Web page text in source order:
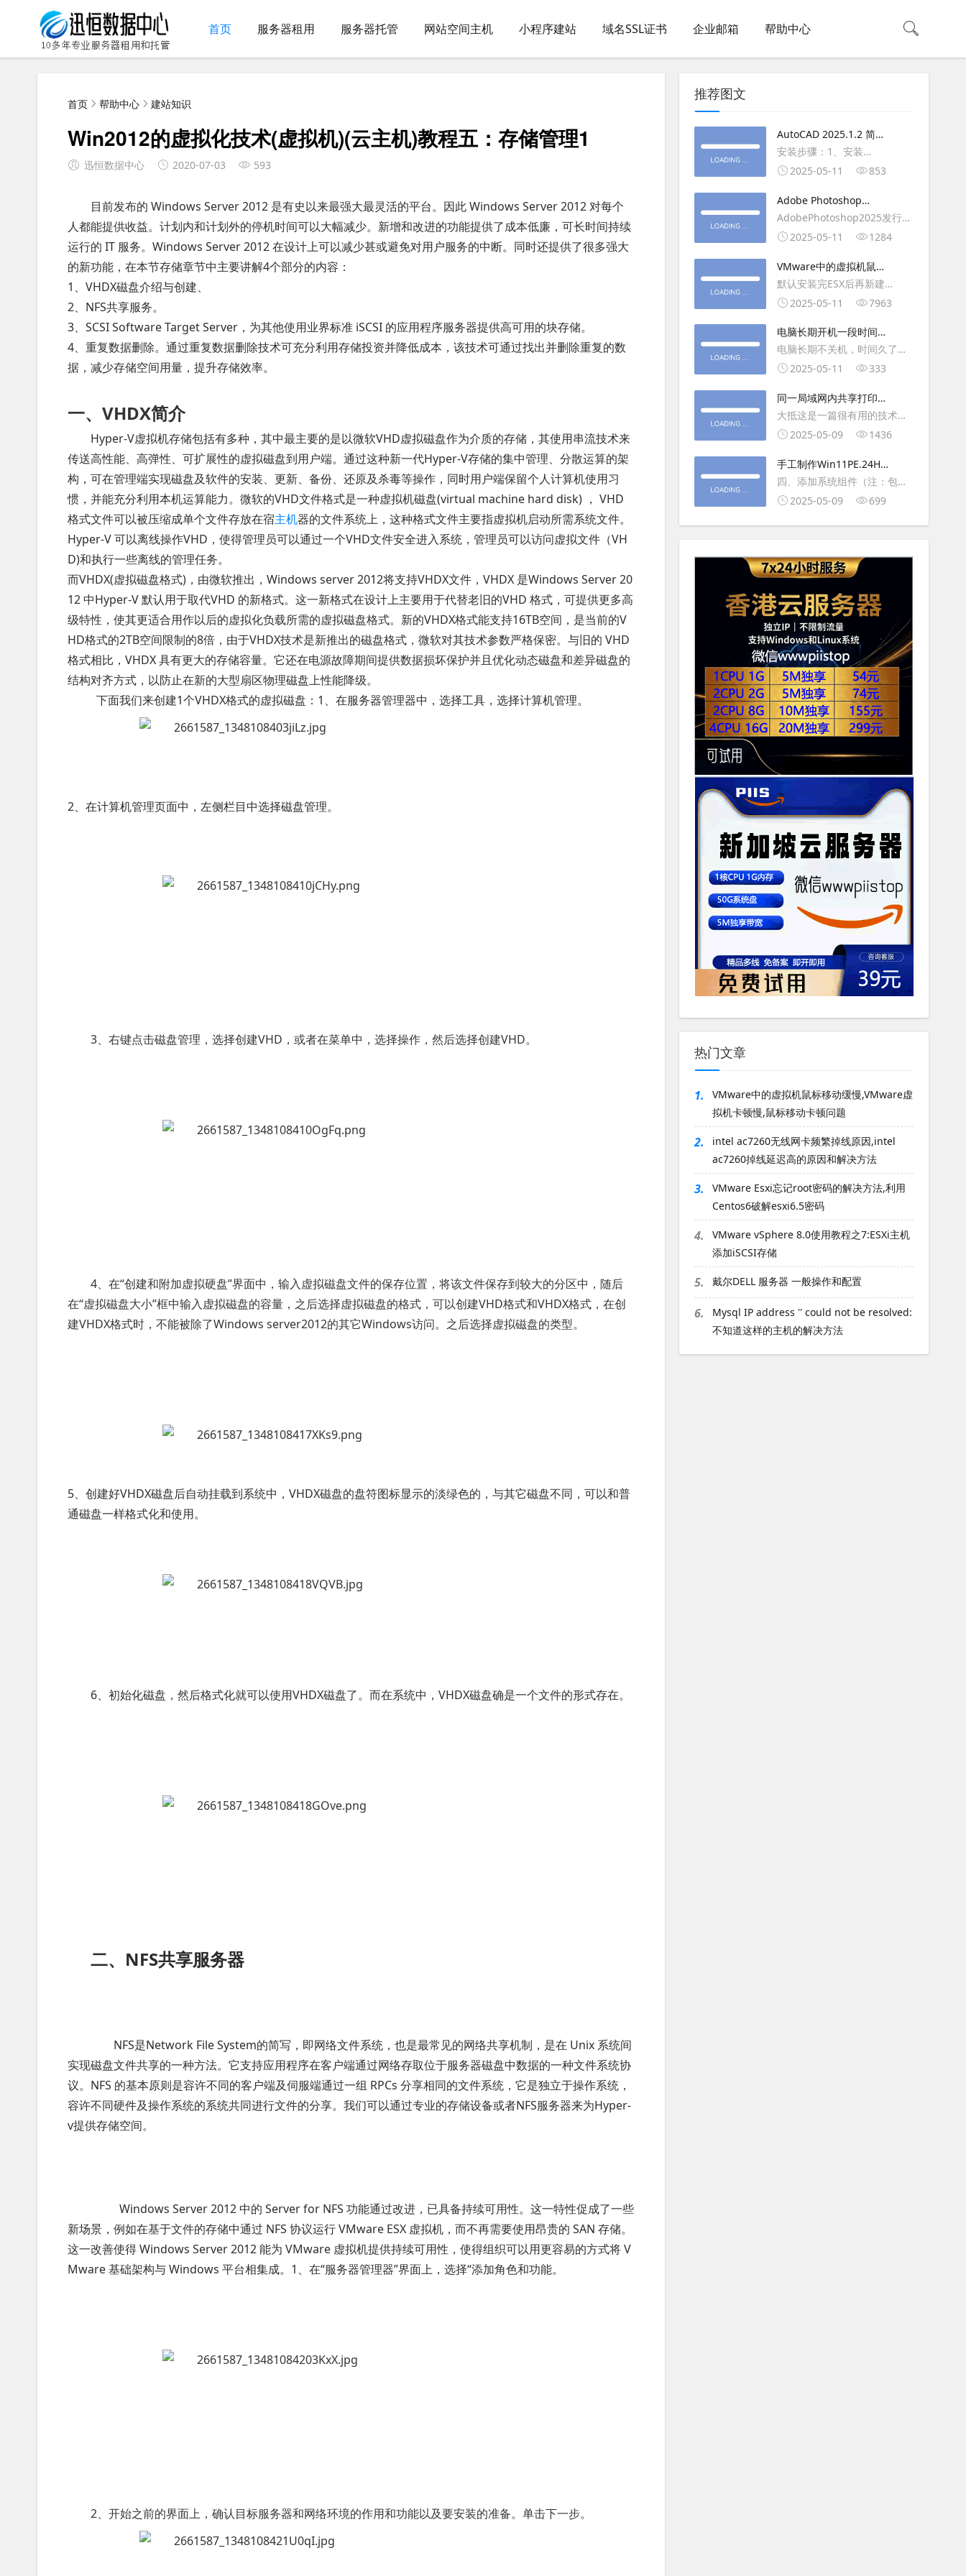
首页 服务器租用 服务器托管 网站空间主机 小程序建站 域名SSL证书 企业邮箱 帮助中心
首页 帮助中心 建站知识
Win2012的虚拟化技术(虚拟机)(云主机)教程五：存储管理1
迅恒数据中心 2020-07-03 593
目前发布的 Windows Server 2012 是有史以来最强大最灵活的平台。因此 Windows Server 2012 对每个
人都能提供收益。计划内和计划外的停机时间可以大幅减少。新增和改进的功能提供了成本低廉，可长时间持续
运行的 IT 服务。Windows Server 2012 在设计上可以减少甚或避免对用户服务的中断。同时还提供了很多强大
的新功能，在本节存储章节中主要讲解4个部分的内容：
1、VHDX磁盘介绍与创建、
2、NFS共享服务。
3、SCSI Software Target Server，为其他使用业界标准 iSCSI 的应用程序服务器提供高可用的块存储。
4、重复数据删除。通过重复数据删除技术可充分利用存储投资并降低成本，该技术可通过找出并删除重复的数
据，减少存储空间用量，提升存储效率。
一、VHDX简介
Hyper-V虚拟机存储包括有多种，其中最主要的是以微软VHD虚拟磁盘作为介质的存储，其使用串流技术来
传送高性能、高弹性、可扩展性的虚拟磁盘到用户端。通过这种新一代Hyper-V存储的集中管理、分散运算的架
构，可在管理端实现磁盘及软件的安装、更新、备份、还原及杀毒等操作，同时用户端保留个人计算机使用习
惯，并能充分利用本机运算能力。微软的VHD文件格式是一种虚拟机磁盘(virtual machine hard disk) ， VHD
格式文件可以被压缩成单个文件存放在宿主机器的文件系统上，这种格式文件主要指虚拟机启动所需系统文件。
Hyper-V 可以离线操作VHD，使得管理员可以通过一个VHD文件安全进入系统，管理员可以访问虚拟文件（VH
D)和执行一些离线的管理任务。
而VHDX(虚拟磁盘格式)，由微软推出，Windows server 2012将支持VHDX文件，VHDX 是Windows Server 20
12 中Hyper-V 默认用于取代VHD 的新格式。这一新格式在设计上主要用于代替老旧的VHD 格式，可提供更多高
级特性，使其更适合用作以后的虚拟化负载所需的虚拟磁盘格式。新的VHDX格式能支持16TB空间，是当前的V
HD格式的2TB空间限制的8倍，由于VHDX技术是新推出的磁盘格式，微软对其技术参数严格保密。与旧的 VHD
格式相比，VHDX 具有更大的存储容量。它还在电源故障期间提供数据损坏保护并且优化动态磁盘和差异磁盘的
结构对齐方式，以防止在新的大型扇区物理磁盘上性能降级。
下面我们来创建1个VHDX格式的虚拟磁盘：1、在服务器管理器中，选择工具，选择计算机管理。
2、在计算机管理页面中，左侧栏目中选择磁盘管理。
3、右键点击磁盘管理，选择创建VHD，或者在菜单中，选择操作，然后选择创建VHD。
4、在“创建和附加虚拟硬盘”界面中，输入虚拟磁盘文件的保存位置，将该文件保存到较大的分区中，随后
在“虚拟磁盘大小”框中输入虚拟磁盘的容量，之后选择虚拟磁盘的格式，可以创建VHD格式和VHDX格式，在创
建VHDX格式时，不能被除了Windows server2012的其它Windows访问。之后选择虚拟磁盘的类型。
5、创建好VHDX磁盘后自动挂载到系统中，VHDX磁盘的盘符图标显示的淡绿色的，与其它磁盘不同，可以和普
通磁盘一样格式化和使用。
6、初始化磁盘，然后格式化就可以使用VHDX磁盘了。而在系统中，VHDX磁盘确是一个文件的形式存在。
二、NFS共享服务器
NFS是Network File System的简写，即网络文件系统，也是最常见的网络共享机制，是在 Unix 系统间
实现磁盘文件共享的一种方法。它支持应用程序在客户端通过网络存取位于服务器磁盘中数据的一种文件系统协
议。NFS 的基本原则是容许不同的客户端及伺服端通过一组 RPCs 分享相同的文件系统，它是独立于操作系统，
容许不同硬件及操作系统的系统共同进行文件的分享。我们可以通过专业的存储设备或者NFS服务器来为Hyper-
v提供存储空间。
Windows Server 2012 中的 Server for NFS 功能通过改进，已具备持续可用性。这一特性促成了一些
新场景，例如在基于文件的存储中通过 NFS 协议运行 VMware ESX 虚拟机，而不再需要使用昂贵的 SAN 存储。
这一改善使得 Windows Server 2012 能为 VMware 虚拟机提供持续可用性，使得组织可以用更容易的方式将 V
Mware 基础架构与 Windows 平台相集成。1、在“服务器管理器”界面上，选择“添加角色和功能。
2、开始之前的界面上，确认目标服务器和网络环境的作用和功能以及要安装的准备。单击下一步。
推荐图文
AutoCAD 2025.1.2 简体
中文版（64位）破解版下
载
安装步骤：1、安装
AutoCAD_2025.1.2_Update3、
复制Crack里面的文件到
AutoCAD安装目录里，覆盖同
名文件4、完最低
2025-05-11 853
Adobe Photoshop
2025（v26.6.1）多语言
破解版下载
AdobePhotoshop2025发行
年：2025版本：26.6.1.7开发
平台：WindowsX64界面语
言：英语/匈牙利/匈牙利/越南/
荷兰/印尼/西班牙/西班牙语/意
大利
2025-05-11 1284
VMware中的虚拟机鼠标
移动缓慢,VMware虚拟机
卡顿慢,鼠标移动卡顿问题
默认安装完ESX后再新建
WINDOWS虚拟主机，如
操作虚拟主机，鼠标会非常
钝，这是因为虚拟机没有鼠标
驱动，通过安装vmwaretool后
就可以解决此问
2025-05-11 7963
电脑长期开机一段时间就
卡顿怎么处理
电脑长期不关机，时间久了就
会一直卡，CPU和内存都没占
久，打开任务管理器5秒钟。一
般重启下电脑就可以了或重启
下资源管理器(explorer.exe进
程).
2025-05-11 333
同一局域网内共享打印机
的连接及相关问题解决方
法
大抵这是一篇很有用的技术教
程文章吧！涉及的内容普遍而
不自觉地点赞收藏吧~包含内容
有：共享前的准备工作在设置
打印机共享之前，你得先确保
两台电脑
2025-05-09 1436
手工制作Win11PE.24H2
LTSC2024详细教程2
四、添加系统组件（注：包含
DWM、BitLocker解锁、MMC
第5卷提取以下文件到BOOT文
件夹：;DWM桌面窗口管理器
2025-05-09 699
热门文章
1.
VMware中的虚拟机鼠标移动缓慢,VMware虚
拟机卡顿慢,鼠标移动卡顿问题
2.
intel ac7260无线网卡频繁掉线原因,intel
ac7260掉线延迟高的原因和解决方法
3.
VMware Esxi忘记root密码的解决方法,利用
Centos6破解esxi6.5密码
4.
VMware vSphere 8.0使用教程之7:ESXi主机
添加iSCSI存储
5. 戴尔DELL 服务器 一般操作和配置
6.
Mysql IP address '' could not be resolved:
不知道这样的主机的解决方法